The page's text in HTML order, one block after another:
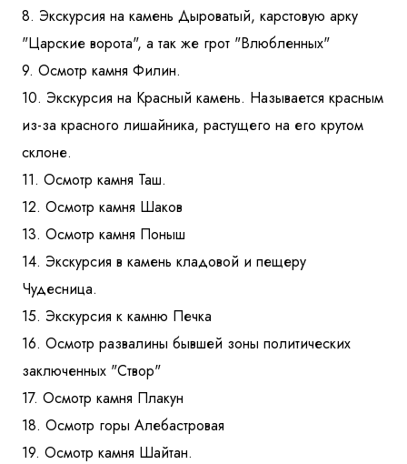
8. Экскурсия на камень Дыроватый, карстовую арку
"Царские ворота", а так же грот "Влюбленных"
9. Осмотр камня Филин.
10. Экскурсия на Красный камень. Называется красным
из-за красного лишайника, растущего на его крутом
склоне.
11. Осмотр камня Таш.
12. Осмотр камня Шаков
13. Осмотр камня Поныш
14. Экскурсия в камень кладовой и пещеру
Чудесница.
15. Экскурсия к камню Печка
16. Осмотр развалины бывшей зоны политических
заключенных "Створ"
17. Осмотр камня Плакун
18. Осмотр горы Алебастровая
19. Осмотр камня Шайтан.